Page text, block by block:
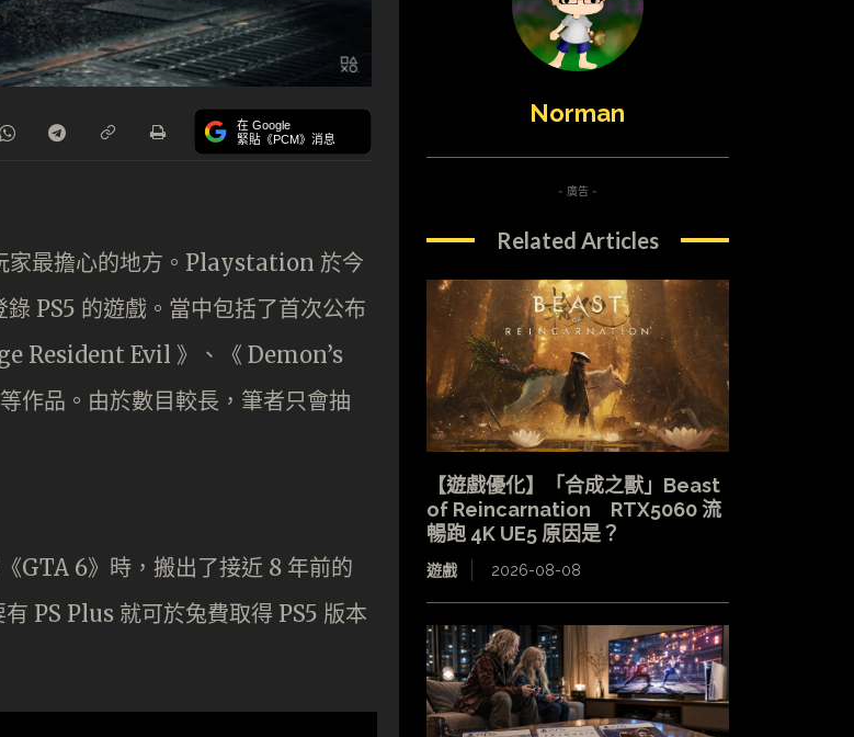
在 Google
緊貼《PCM》消息
家最擔心的地方。Playstation 於今
PS5 的遊戲。當中包括了首次公布
Resident Evil 》、《 Demon’s
品。由於數目較長，筆者只會抽
GTA 6》時，搬出了接近 8 年前的
PS Plus 就可於兔費取得 PS5 版本
Norman
- 廣告 -
Related Articles
【遊戲優化】「合成之獸」Beast
of Reincarnation RTX5060 流
暢跑 4K UE5 原因是？
遊戲 2026-08-08